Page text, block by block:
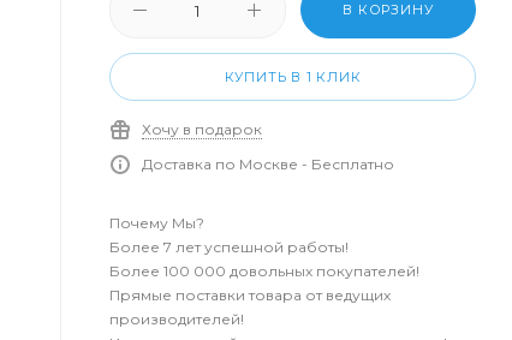
В КОРЗИНУ
КУПИТЬ В 1 КЛИК
Хочу в подарок
Доставка по Москве - Бесплатно
Почему Мы?
Более 7 лет успешной работы!
Более 100 000 довольных покупателей!
Прямые поставки товара от ведущих
производителей!